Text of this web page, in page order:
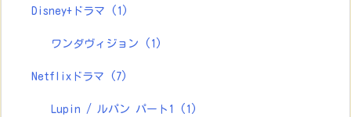
Disney+ドラマ (1)
ワンダヴィジョン (1)
Netflixドラマ (7)
Lupin / ルパン パート1 (1)